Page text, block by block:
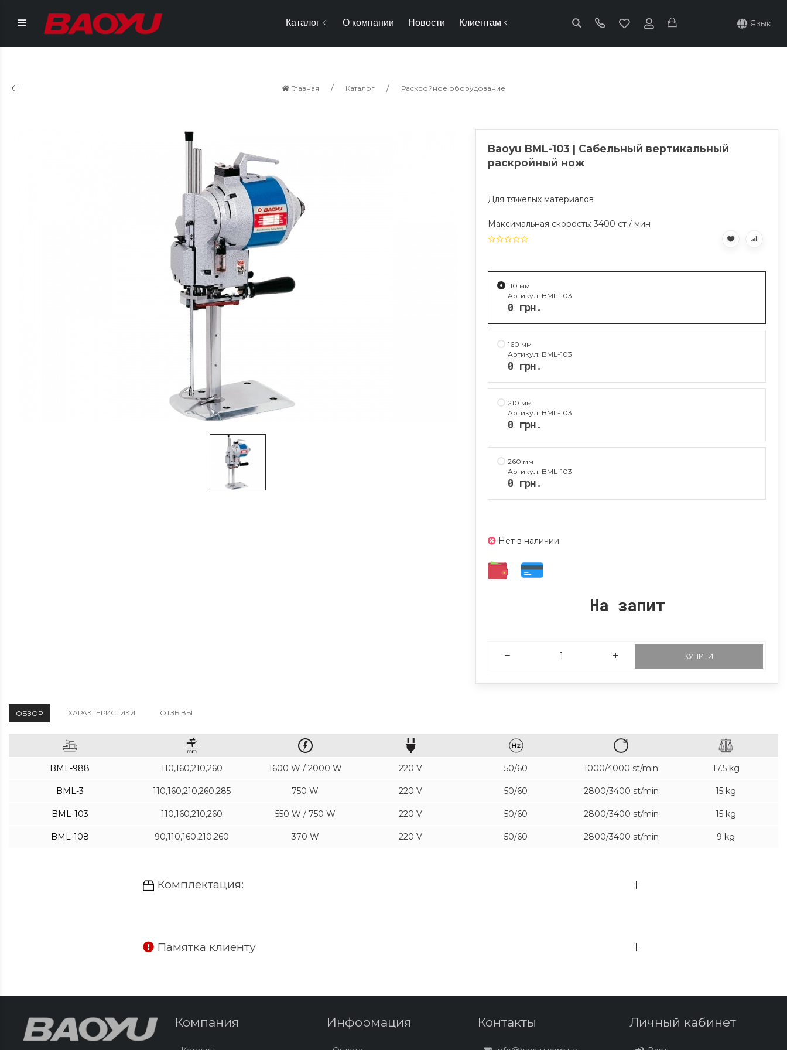
Каталог О компании Новости Клиентам Язык
Главная Каталог Раскройное оборудование
Baoyu BML-103 | Сабельный вертикальный
раскройный нож
Для тяжелых материалов
Максимальная скорость: 3400 ст / мин
110 мм
Артикул: BML-103
0 грн.
160 мм
Артикул: BML-103
0 грн.
210 мм
Артикул: BML-103
0 грн.
260 мм
Артикул: BML-103
0 грн.
Нет в наличии
На запит
КУПИТИ
ОБЗОР ХАРАКТЕРИСТИКИ ОТЗЫВЫ
BML-988 110,160,210,260 1600 W / 2000 W 220 V 50/60 1000/4000 st/min 17.5 kg
BML-3 110,160,210,260,285 750 W 220 V 50/60 2800/3400 st/min 15 kg
BML-103 110,160,210,260 550 W / 750 W 220 V 50/60 2800/3400 st/min 15 kg
BML-108 90,110,160,210,260 370 W 220 V 50/60 2800/3400 st/min 9 kg
Комплектация:
Памятка клиенту
Компания Информация Контакты Личный кабинет